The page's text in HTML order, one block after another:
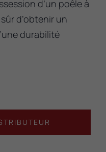
d’un poêle à
d’obtenir un
durabilité